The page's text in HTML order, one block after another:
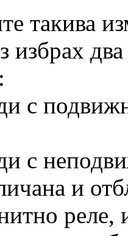
такива
избрах
с
с
и
реле,